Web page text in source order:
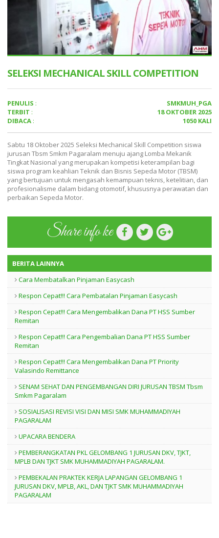
SELEKSI MECHANICAL SKILL COMPETITION
PENULIS :
SMKMUH_PGA
TERBIT :
18 OKTOBER 2025
DIBACA : 1050 KALI
Sabtu 18 Oktober 2025 Seleksi Mechanical Skill Competition siswa
jurusan Tbsm Smkm Pagaralam menuju ajang Lomba Mekanik
Tingkat Nasional yang merupakan kompetisi keterampilan bagi
siswa program keahlian Teknik dan Bisnis Sepeda Motor (TBSM)
yang bertujuan untuk mengasah kemampuan teknis, ketelitian, dan
profesionalisme dalam bidang otomotif, khususnya perawatan dan
perbaikan Sepeda Motor.
Share info ke
BERITA LAINNYA
Cara Membatalkan Pinjaman Easycash
Respon Cepat!!! Cara Pembatalan Pinjaman Easycash
Respon Cepat!!! Cara Mengembalikan Dana PT HSS Sumber
Remitan
Respon Cepat!!! Cara Pengembalian Dana PT HSS Sumber
Remitan
Respon Cepat!!! Cara Mengembalikan Dana PT Priority
Valasindo Remittance
SENAM SEHAT DAN PENGEMBANGAN DIRI JURUSAN TBSM Tbsm
Smkm Pagaralam
SOSIALISASI REVISI VISI DAN MISI SMK MUHAMMADIYAH
PAGARALAM
UPACARA BENDERA
PEMBERANGKATAN PKL GELOMBANG 1 JURUSAN DKV, TJKT,
MPLB DAN TJKT SMK MUHAMMADIYAH PAGARALAM.
PEMBEKALAN PRAKTEK KERJA LAPANGAN GELOMBANG 1
JURUSAN DKV, MPLB, AKL, DAN TJKT SMK MUHAMMADIYAH
PAGARALAM